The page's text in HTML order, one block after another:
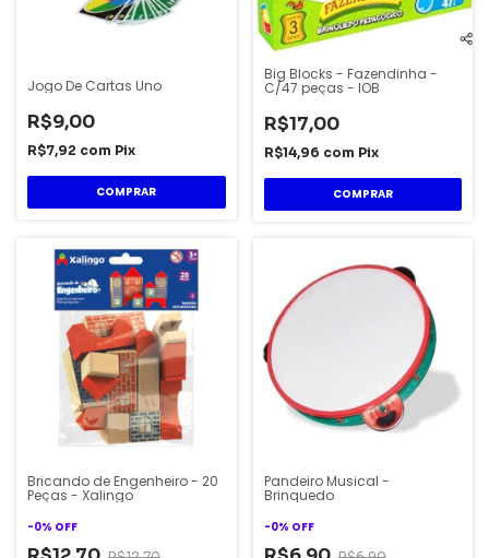
Jogo De Cartas Uno
R$9,00
R$7,92 com Pix
Big Blocks - Fazendinha -
C/47 peças - IOB
R$17,00
R$14,96 com Pix
Bricando de Engenheiro - 20
Peças - Xalingo
-0% OFF
Pandeiro Musical -
Brinquedo
-0% OFF